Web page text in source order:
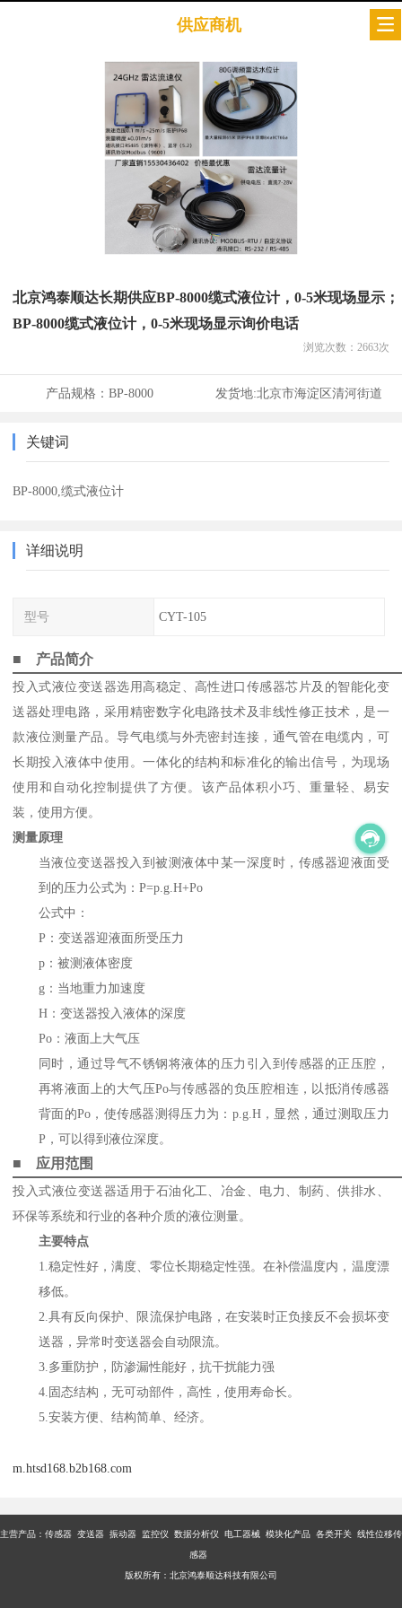
供应商机
北京鸿泰顺达长期供应BP-8000缆式液位计，0-5米现场显示；
BP-8000缆式液位计，0-5米现场显示询价电话
浏览次数： 2663次
产品规格： BP-8000 发货地:北京市海淀区清河街道
关键词
BP-8000,缆式液位计
详细说明
型号 CYT-105
■ 产品简介
投入式液位变送器选用高稳定、高性进口传感器芯片及的智能化变
送器处理电路，采用精密数字化电路技术及非线性修正技术，是一
款液位测量产品。导气电缆与外壳密封连接，通气管在电缆内，可
长期投入液体中使用。一体化的结构和标准化的输出信号，为现场
使用和自动化控制提供了方便。该产品体积小巧、重量轻、易安
装，使用方便。
测量原理
当液位变送器投入到被测液体中某一深度时，传感器迎液面受
到的压力公式为：P=p.g.H+Po
公式中：
P：变送器迎液面所受压力
p：被测液体密度
g：当地重力加速度
H：变送器投入液体的深度
Po：液面上大气压
同时，通过导气不锈钢将液体的压力引入到传感器的正压腔，
再将液面上的大气压Po与传感器的负压腔相连，以抵消传感器
背面的Po，使传感器测得压力为：p.g.H，显然，通过测取压力
P，可以得到液位深度。
■ 应用范围
投入式液位变送器适用于石油化工、冶金、电力、制药、供排水、
环保等系统和行业的各种介质的液位测量。
主要特点
1.稳定性好，满度、零位长期稳定性强。在补偿温度内，温度漂
移低。
2.具有反向保护、限流保护电路，在安装时正负接反不会损坏变
送器，异常时变送器会自动限流。
3.多重防护，防渗漏性能好，抗干扰能力强
4.固态结构，无可动部件，高性，使用寿命长。
5.安装方便、结构简单、经济。
m.htsd168.b2b168.com
主营产品：传感器 变送器 振动器 监控仪 数据分析仪 电工器械 模块化产品 各类开关 线性位移传
感器
版权所有：北京鸿泰顺达科技有限公司